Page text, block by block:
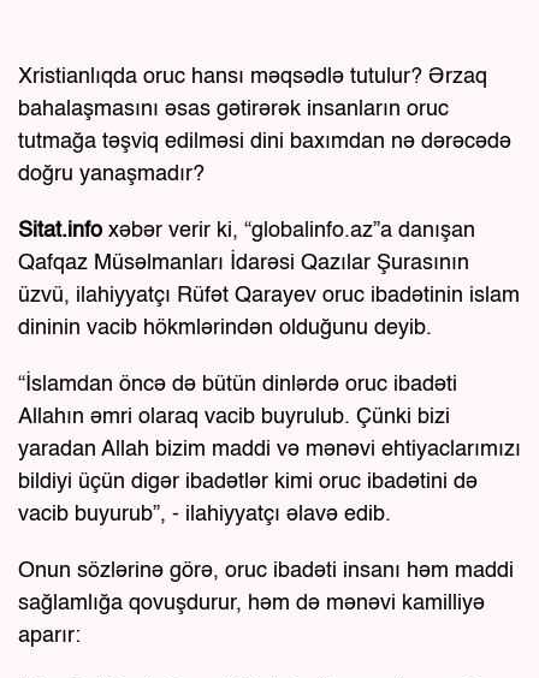
Xristianlıqda oruc hansı məqsədlə tutulur? Ərzaq
bahalaşmasını əsas gətirərək insanların oruc
tutmağa təşviq edilməsi dini baxımdan nə dərəcədə
doğru yanaşmadır?
Sitat.info xəbər verir ki, “globalinfo.az”a danışan
Qafqaz Müsəlmanları İdarəsi Qazılar Şurasının
üzvü, ilahiyyatçı Rüfət Qarayev oruc ibadətinin islam
dininin vacib hökmlərindən olduğunu deyib.
“İslamdan öncə də bütün dinlərdə oruc ibadəti
Allahın əmri olaraq vacib buyrulub. Çünki bizi
yaradan Allah bizim maddi və mənəvi ehtiyaclarımızı
bildiyi üçün digər ibadətlər kimi oruc ibadətini də
vacib buyurub”, - ilahiyyatçı əlavə edib.
Onun sözlərinə görə, oruc ibadəti insanı həm maddi
sağlamlığa qovuşdurur, həm də mənəvi kamilliyə
aparır: